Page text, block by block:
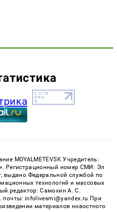
MOYALMETEVSK Учредитель:
Регистрационный номер СМИ: Эл
выдано Федеральной службой по
технологий и массовых
редактор: Самохин А. С.
почты: infolivesmi@yandex.ru При
материалов новостного